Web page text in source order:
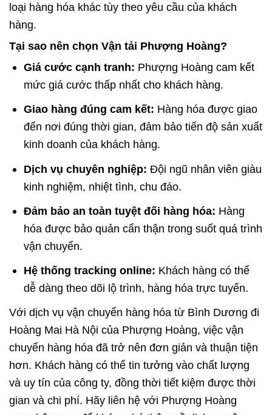
loại hàng hóa khác tùy theo yêu cầu của khách
hàng.
Tại sao nên chọn Vận tải Phượng Hoàng?
Giá cước cạnh tranh: Phượng Hoàng cam kết
mức giá cước thấp nhất cho khách hàng.
Giao hàng đúng cam kết: Hàng hóa được giao
đến nơi đúng thời gian, đảm bảo tiến độ sản xuất
kinh doanh của khách hàng.
Dịch vụ chuyên nghiệp: Đội ngũ nhân viên giàu
kinh nghiệm, nhiệt tình, chu đáo.
Đảm bảo an toàn tuyệt đối hàng hóa: Hàng
hóa được bảo quản cẩn thận trong suốt quá trình
vận chuyển.
Hệ thống tracking online: Khách hàng có thể
dễ dàng theo dõi lộ trình, hàng hóa trực tuyến.
Với dịch vụ vận chuyển hàng hóa từ Bình Dương đi
Hoàng Mai Hà Nội của Phượng Hoàng, việc vận
chuyển hàng hóa đã trở nên đơn giản và thuận tiện
hơn. Khách hàng có thể tin tưởng vào chất lượng
và uy tín của công ty, đồng thời tiết kiệm được thời
gian và chi phí. Hãy liên hệ với Phượng Hoàng